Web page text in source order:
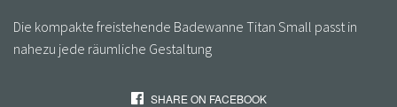
Die kompakte freistehende Badewanne Titan Small passt in
nahezu jede räumliche Gestaltung
SHARE ON FACEBOOK